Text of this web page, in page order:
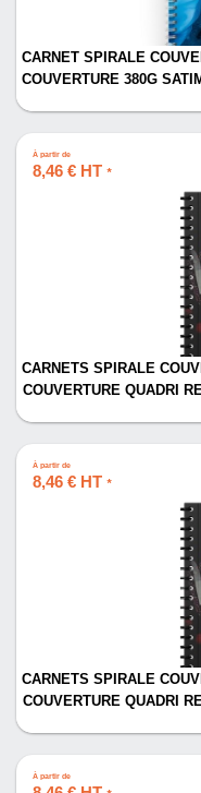
CARNET SPIRALE
COUVERTURE 380G
À partir de
8,46 € HT *
CARNETS SPIRALE
COUVERTURE QUADRI
À partir de
8,46 € HT *
CARNETS SPIRALE
COUVERTURE QUADRI
À partir de